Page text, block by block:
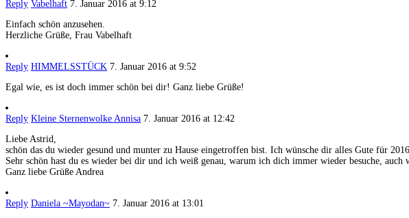
Reply Vabelhaft 7. Januar 2016 at 9:12
Einfach schön anzusehen.
Herzliche Grüße, Frau Vabelhaft
Reply HIMMELSSTÜCK 7. Januar 2016 at 9:52
Egal wie, es ist doch immer schön bei dir! Ganz liebe Grüße!
Reply Kleine Sternenwolke Annisa 7. Januar 2016 at 12:42
Liebe Astrid,
schön das du wieder gesund und munter zu Hause eingetroffen bist. Ich wünsche dir alles Gute für
Sehr schön hast du es wieder bei dir und ich weiß genau, warum ich dich immer wieder besuche,
Ganz liebe Grüße Andrea
Reply Daniela ~Mayodan~ 7. Januar 2016 at 13:01